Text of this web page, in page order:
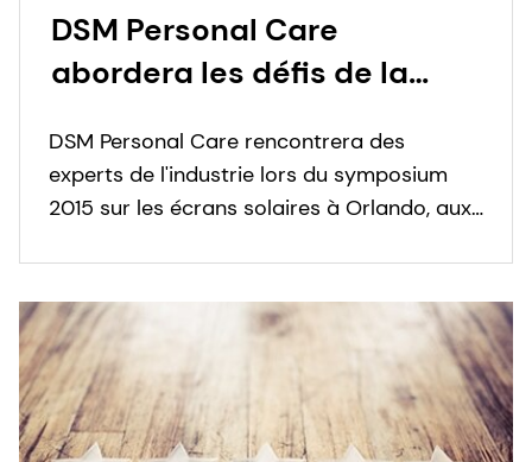
DSM Personal Care
abordera les défis de la
des écrans solaires lors du
symposium 2015 sur les
DSM Personal Care rencontrera des
experts de l'industrie lors du symposium
2015 sur les écrans solaires à Orlando, aux
l'émulsification robuste.